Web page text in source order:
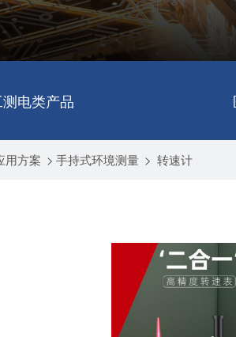
电类产品
用方案 > 手持式环境测量 > 转速计